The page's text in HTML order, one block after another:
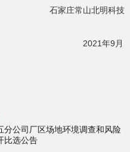
北明科技
9月
分公司厂区场地环境调查和风险
比选公告